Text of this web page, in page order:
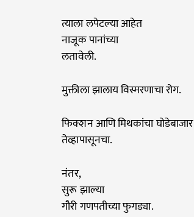
त्याला लपेटल्या आहेत
नाजूक पानांच्या
लतावेली.
मुक्तीला झालाय विस्मरणाचा रोग.
फिक्शन आणि मिथकांचा घोडेबाजार
तेव्हापासूनचा.
नंतर,
सुरू झाल्या
गौरी गणपतीच्या फुगड्या.